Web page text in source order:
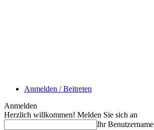
Anmelden / Beitreten
Anmelden
Herzlich willkommen! Melden Sie sich an
Ihr Benutzername